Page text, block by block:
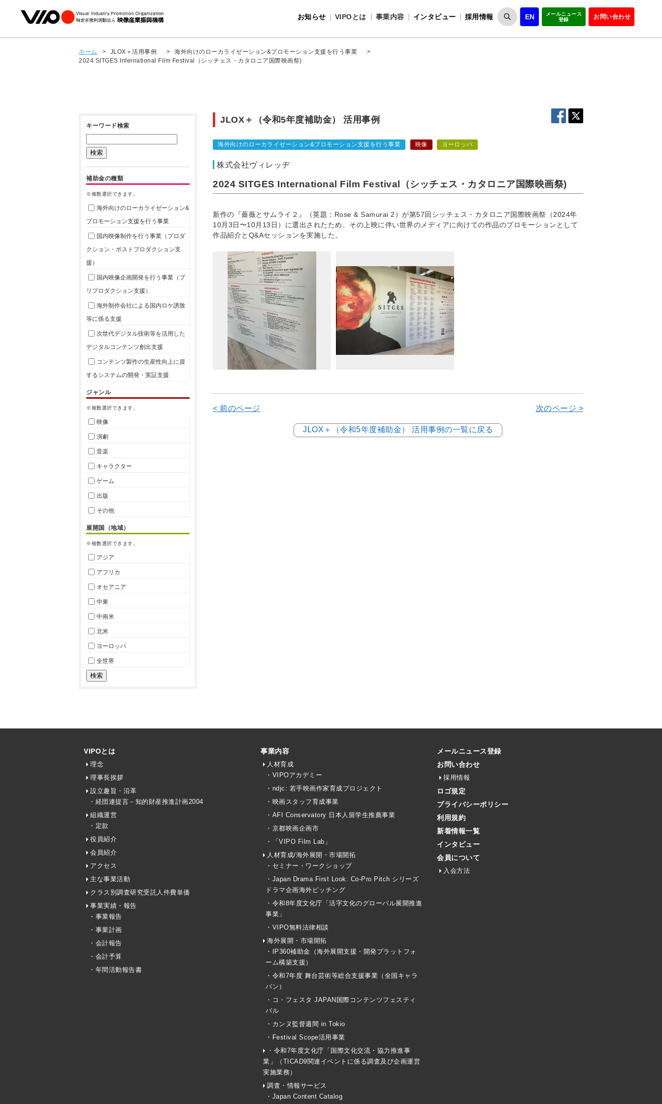
お知らせ VIPOとは
VIPOとは
事業内容
インタビュー 採用情報 EN
メールニュース
登録
お問い合わせ
ホーム > JLOX＋活用事例 > 海外向けのローカライゼーション&プロモーション支援を行う事業
>
2024 SITGES International Film Festival（シッチェス・カタロニア国際映画祭)
JLOX＋（令和5年度補助金） 活用事例
海外向けのローカライゼーション&プロモーション支援を行う事業 映像 ヨーロッパ
株式会社ヴィレッヂ
2024 SITGES International Film Festival（シッチェス・カタロニア国際映画祭)
新作の『薔薇とサムライ２』（英題：Rose & Samurai 2）が第57回シッチェス・カタロニア国際映画祭（2024年
10月3日〜10月13日）に選出されたため、その上映に伴い世界のメディアに向けての作品のプロモーションとして
作品紹介とQ&Aセッションを実施した。
< 前のページ 次のページ >
JLOX＋（令和5年度補助金） 活用事例の一覧に戻る
キーワード検索
補助金の種類
※複数選択できます。
海外向けのローカライゼーション&
プロモーション支援を行う事業
国内映像制作を行う事業（プロダ
クション・ポストプロダクション支
援）
国内映像企画開発を行う事業（プ
リプロダクション支援）
海外制作会社による国内ロケ誘致
等に係る支援
次世代デジタル技術等を活用した
デジタルコンテンツ創出支援
コンテンツ製作の生産性向上に資
するシステムの開発・実証支援
ジャンル
※複数選択できます。
映像
演劇
音楽
キャラクター
ゲーム
出版
その他
展開国（地域）
※複数選択できます。
アジア
アフリカ
オセアニア
中東
中南米
北米
ヨーロッパ
全世界
VIPOとは
理念
理事長挨拶
設立趣旨・沿革
・経団連提言－知的財産推進計画2004
組織運営
・定款
役員紹介
会員紹介
アクセス
主な事業活動
クラス別調査研究受託人件費単価
事業実績・報告
・事業報告
・事業計画
・会計報告
・会計予算
・年間活動報告書
事業内容
人材育成
・VIPOアカデミー
・ndjc: 若手映画作家育成プロジェクト
・映画スタッフ育成事業
・AFI Conservatory 日本人留学生推薦事業
・京都映画企画市
・「VIPO Film Lab」
人材育成/海外展開・市場開拓
・セミナー・ワークショップ
・Japan Drama First Look: Co-Pro Pitch シリーズ
ドラマ企画海外ピッチング
・令和8年度文化庁「活字文化のグローバル展開推進
事業」
・VIPO無料法律相談
海外展開・市場開拓
・IP360補助金（海外展開支援・開発プラットフォ
ーム構築支援）
・令和7年度 舞台芸術等総合支援事業（全国キャラ
バン）
・コ・フェスタ JAPAN国際コンテンツフェスティ
バル
・カンヌ監督週間 in Tokio
・Festival Scope活用事業
・令和7年度文化庁「国際文化交流・協力推進事
業」（TICAD9関連イベントに係る調査及び企画運営
実施業務）
調査・情報サービス
・Japan Content Catalog
メールニュース登録
お問い合わせ
採用情報
ロゴ規定
プライバシーポリシー
利用規約
新着情報一覧
インタビュー
会員について
入会方法